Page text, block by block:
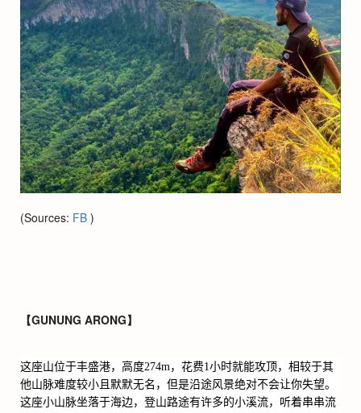
(Sources: FB )
【GUNUNG ARONG】
这座山位于丰盛港，高度274m，花费1小时就能攻顶，相较于其
他山脉难度较小且默默无名，但是沿途风景绝对不会让你失望。
这座小山脉坐落于海边，登山路途有许多的小溪流，听着串串流